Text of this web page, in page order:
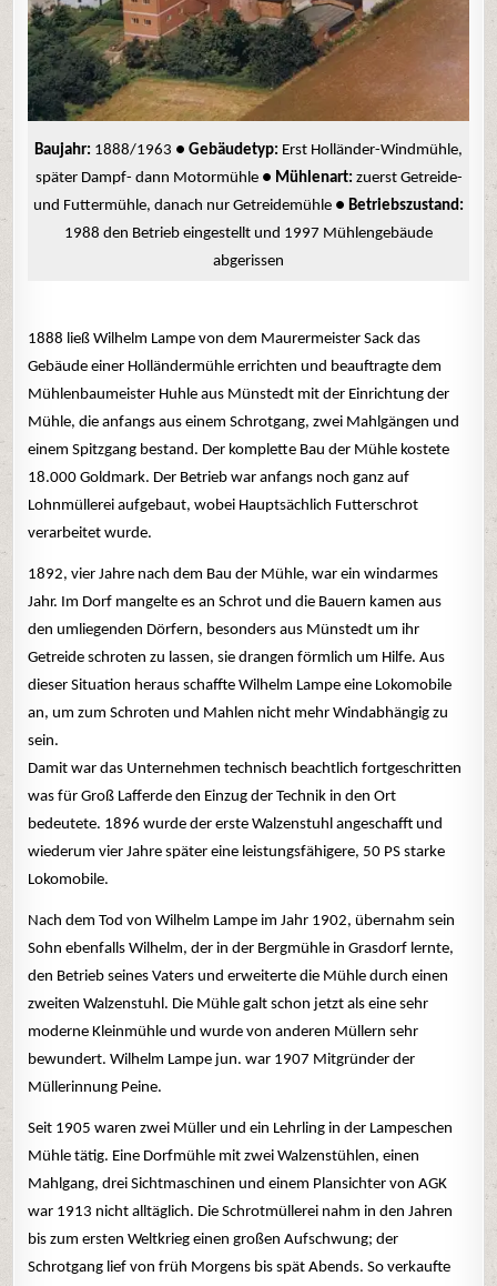
Baujahr: 1888/1963 ● Gebäudetyp: Erst Holländer-Windmühle,
später Dampf- dann Motormühle ● Mühlenart: zuerst Getreide-
und Futtermühle, danach nur Getreidemühle ● Betriebszustand:
1988 den Betrieb eingestellt und 1997 Mühlengebäude
abgerissen
1888 ließ Wilhelm Lampe von dem Maurermeister Sack das
Gebäude einer Holländermühle errichten und beauftragte dem
Mühlenbaumeister Huhle aus Münstedt mit der Einrichtung der
Mühle, die anfangs aus einem Schrotgang, zwei Mahlgängen und
einem Spitzgang bestand. Der komplette Bau der Mühle kostete
18.000 Goldmark. Der Betrieb war anfangs noch ganz auf
Lohnmüllerei aufgebaut, wobei Hauptsächlich Futterschrot
verarbeitet wurde.
1892, vier Jahre nach dem Bau der Mühle, war ein windarmes
Jahr. Im Dorf mangelte es an Schrot und die Bauern kamen aus
den umliegenden Dörfern, besonders aus Münstedt um ihr
Getreide schroten zu lassen, sie drangen förmlich um Hilfe. Aus
dieser Situation heraus schaffte Wilhelm Lampe eine Lokomobile
an, um zum Schroten und Mahlen nicht mehr Windabhängig zu
sein.
Damit war das Unternehmen technisch beachtlich fortgeschritten
was für Groß Lafferde den Einzug der Technik in den Ort
bedeutete. 1896 wurde der erste Walzenstuhl angeschafft und
wiederum vier Jahre später eine leistungsfähigere, 50 PS starke
Lokomobile.
Nach dem Tod von Wilhelm Lampe im Jahr 1902, übernahm sein
Sohn ebenfalls Wilhelm, der in der Bergmühle in Grasdorf lernte,
den Betrieb seines Vaters und erweiterte die Mühle durch einen
zweiten Walzenstuhl. Die Mühle galt schon jetzt als eine sehr
moderne Kleinmühle und wurde von anderen Müllern sehr
bewundert. Wilhelm Lampe jun. war 1907 Mitgründer der
Müllerinnung Peine.
Seit 1905 waren zwei Müller und ein Lehrling in der Lampeschen
Mühle tätig. Eine Dorfmühle mit zwei Walzenstühlen, einen
Mahlgang, drei Sichtmaschinen und einem Plansichter von AGK
war 1913 nicht alltäglich. Die Schrotmüllerei nahm in den Jahren
bis zum ersten Weltkrieg einen großen Aufschwung; der
Schrotgang lief von früh Morgens bis spät Abends. So verkaufte